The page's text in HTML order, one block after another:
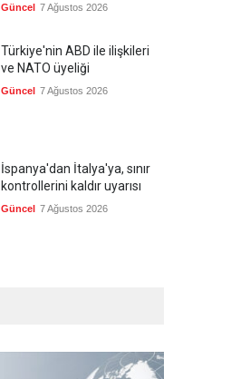
Güncel 7 Ağustos 2026
Türkiye'nin ABD ile ilişkileri
ve NATO üyeliği
Güncel 7 Ağustos 2026
İspanya'dan İtalya'ya, sınır
kontrollerini kaldır uyarısı
Güncel 7 Ağustos 2026